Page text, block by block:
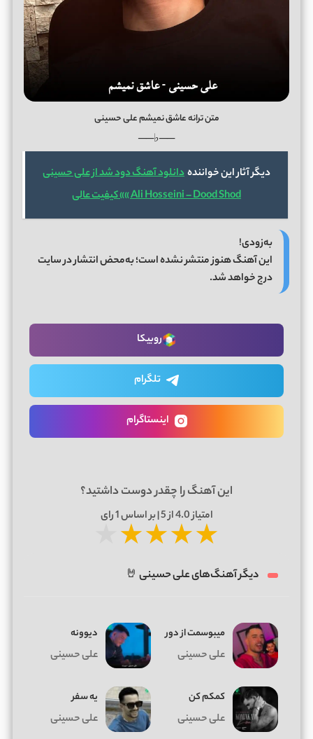
متن ترانه عاشق نمیشم علی حسینی
──♭──
دیگر آثار این خوانندهدانلود آهنگ دود شد از علی حسینی
Ali Hosseini – Dood Shod »» کیفیت عالی
به‌زودی!
این آهنگ هنوز منتشر نشده است؛ به‌محض انتشار در سایت
درج خواهد شد.
روبیکا
تلگرام
اینستاگرام
این آهنگ را چقدر دوست داشتید؟
امتیاز4.0از 5 | بر اساس 1رای
★★★★
دیگر آهنگ‌های علی حسینی 🤘
میبوسمت از دور
علی حسینی
دیوونه
علی حسینی
کمکم کن
علی حسینی
یه سفر
علی حسینی